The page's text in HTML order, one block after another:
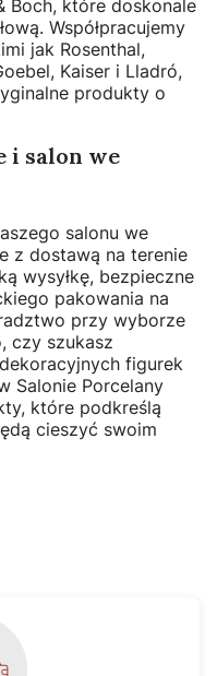
Boch, które doskonale
Współpracujemy
jak Rosenthal,
Kaiser i Lladró,
produkty o
i salon we
salonu we
z dostawą na terenie
wysyłkę, bezpieczne
pakowania na
przy wyborze
czy szukasz
figurek
Salonie Porcelany
które podkreślą
cieszyć swoim